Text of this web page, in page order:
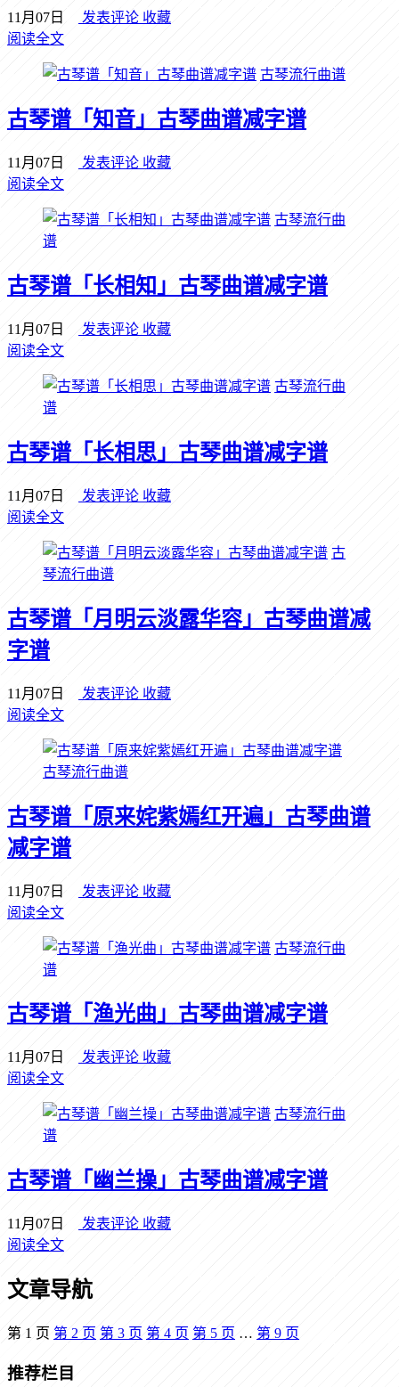
11月07日 发表评论 收藏
阅读全文
古琴流行曲谱
古琴谱「知音」古琴曲谱减字谱
11月07日 发表评论 收藏
阅读全文
古琴流行曲
谱
古琴谱「长相知」古琴曲谱减字谱
11月07日 发表评论 收藏
阅读全文
古琴流行曲
谱
古琴谱「长相思」古琴曲谱减字谱
11月07日 发表评论 收藏
阅读全文
古
琴流行曲谱
古琴谱「月明云淡露华容」古琴曲谱减
字谱
11月07日 发表评论 收藏
阅读全文
古琴流行曲谱
古琴谱「原来姹紫嫣红开遍」古琴曲谱
减字谱
11月07日 发表评论 收藏
阅读全文
古琴流行曲
谱
古琴谱「渔光曲」古琴曲谱减字谱
11月07日 发表评论 收藏
阅读全文
古琴流行曲
谱
古琴谱「幽兰操」古琴曲谱减字谱
11月07日 发表评论 收藏
阅读全文
文章导航
第 1 页 第 2 页 第 3 页 第 4 页 第 5 页 … 第 9 页
推荐栏目